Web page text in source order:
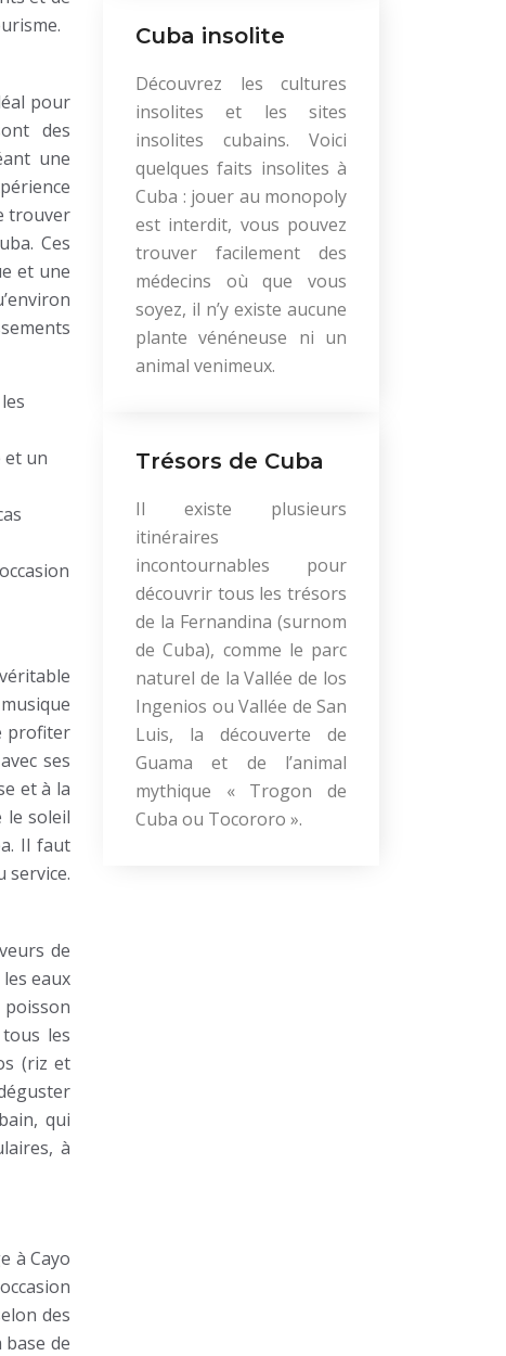
pour
des
une
trouver
Ces
et une
et un
profiter
ses
et à la
le soleil
Il faut
service.
de
eaux
les
(riz et
qui
à
à Cayo
des
de
Cuba insolite
Découvrez les cultures
insolites et les sites
insolites cubains. Voici
quelques faits insolites à
Cuba : jouer au monopoly
est interdit, vous pouvez
trouver facilement des
médecins où que vous
soyez, il n’y existe aucune
plante vénéneuse ni un
animal venimeux.
Trésors de Cuba
Il existe plusieurs
itinéraires
incontournables pour
découvrir tous les trésors
de la Fernandina (surnom
de Cuba), comme le parc
naturel de la Vallée de los
Ingenios ou Vallée de San
Luis, la découverte de
Guama et de l’animal
mythique « Trogon de
Cuba ou Tocororo ».